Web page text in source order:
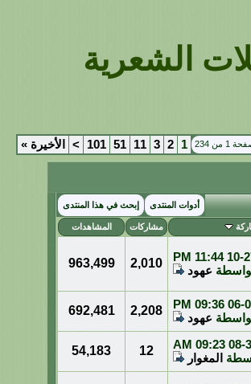
الشعرية
1 من 234 1
2
3
11
51
101
> الأخيرة »
أدوات المنتدى إبحث في هذا المنتدى
مشاركات المشاهدات
10-
11:44 PM
عهود
2,010
963,499
06-
09:36 PM
عهود
2,208
692,481
08-
09:23 AM
المغوار
12
54,183